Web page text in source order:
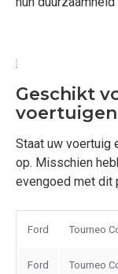
Geschikt
voertuigen
Staat uw voertuig
op. Misschien
evengoed met dit
Ford Tourneo
Ford Tourneo